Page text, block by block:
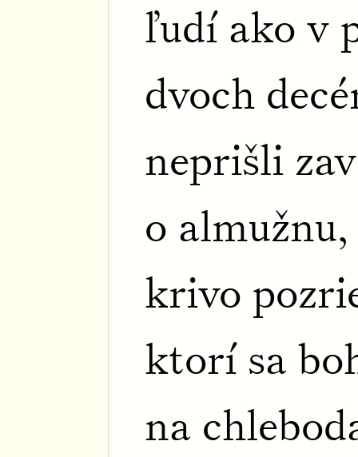
ľudí ako v
dvoch
neprišli
o
krivo
ktorí sa
na